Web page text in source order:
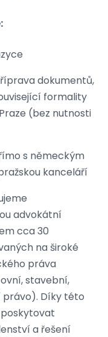
dokumentů,
formality
(bez nutnosti
s německým
kanceláří
advokátní
cca 30
na široké
práva
stavební,
právo). Díky této
a řešení